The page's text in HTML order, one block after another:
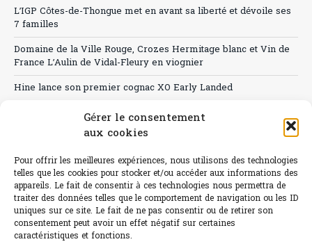
Gérer le consentement
aux cookies
Pour offrir les meilleures expériences, nous utilisons des technologies
telles que les cookies pour stocker et/ou accéder aux informations des
appareils. Le fait de consentir à ces technologies nous permettra de
traiter des données telles que le comportement de navigation ou les ID
uniques sur ce site. Le fait de ne pas consentir ou de retirer son
consentement peut avoir un effet négatif sur certaines
caractéristiques et fonctions.
L’IGP Côtes-de-Thongue met en avant sa liberté et dévoile ses
7 familles
Domaine de la Ville Rouge, Crozes Hermitage blanc et Vin de
France L’Aulin de Vidal-Fleury en viognier
Hine lance son premier cognac XO Early Landed
Canicule : A quand le CHR à « l’heure espagnole » ?
Sélection de rosés 2026
L'abus d'alcool est dangereux pour la santé.